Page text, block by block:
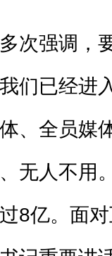
次强调，
们已经进
、全员媒
无人不用
8亿。面